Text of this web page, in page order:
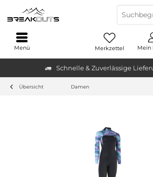
Schnelle & Zuverlässige
Merkzettel Mein
Menü
Übersicht Damen